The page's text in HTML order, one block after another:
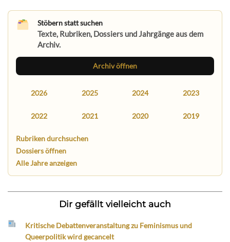
Stöbern statt suchen
Texte, Rubriken, Dossiers und Jahrgänge aus dem
Archiv.
Archiv öffnen
2026 2025 2024 2023
2022 2021 2020 2019
Rubriken durchsuchen
Dossiers öffnen
Alle Jahre anzeigen
Dir gefällt vielleicht auch
Kritische Debattenveranstaltung zu Feminismus und
Queerpolitik wird gecancelt